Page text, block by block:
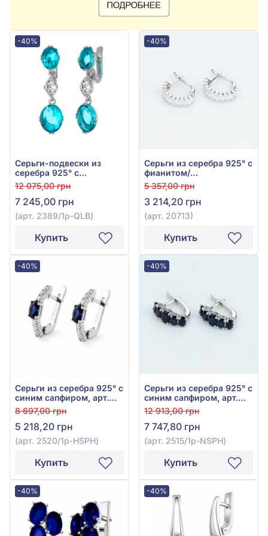
-40%
Серьги-подвески из
серебра 925° с
фианитом/
куб.цирконием и
голубым кварцем, арт.
2389/1р-QLB
12 075,00 грн
7 245,00 грн
(арт. 2389/1р-QLB)
Купить
-40%
Серьги из серебра 925° с
фианитом/
куб.цирконием, арт.
20713
5 357,00 грн
3 214,20 грн
(арт. 20713)
Купить
-40%
Серьги из серебра 925° с
синим сапфиром, арт.
2520/1p-HSPH
8 697,00 грн
5 218,20 грн
(арт. 2520/1p-HSPH)
Купить
-40%
Серьги из серебра 925° с
синим сапфиром, арт.
2515/1р-NSPH
12 913,00 грн
7 747,80 грн
(арт. 2515/1р-NSPH)
Купить
-40% -40%